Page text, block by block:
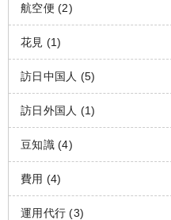
航空便 (2)
花見 (1)
訪日中国人 (5)
訪日外国人 (1)
豆知識 (4)
費用 (4)
運用代行 (3)